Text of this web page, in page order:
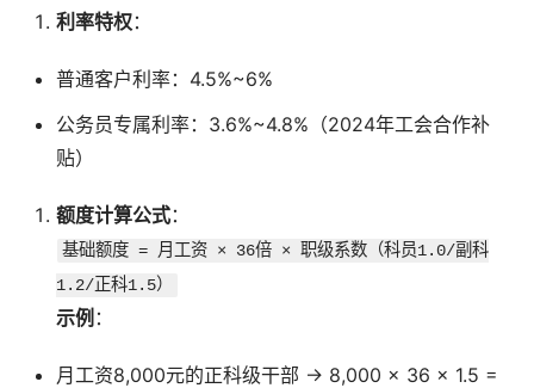
利率特权：
普通客户利率：4.5%~6%
公务员专属利率：3.6%~4.8%（2024年工会合作补
贴）
额度计算公式：
基础额度 = 月工资 × 36倍 × 职级系数（科员1.0/副科
1.2/正科1.5）
示例 ：
月工资8,000元的正科级干部 → 8,000 × 36 × 1.5 =